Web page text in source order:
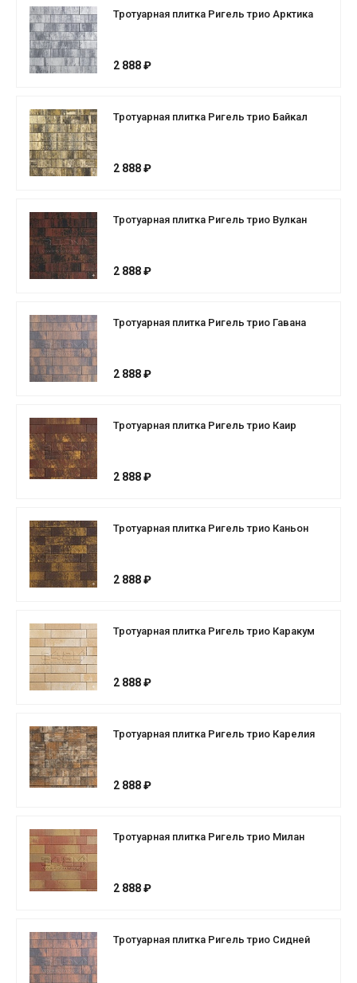
Тротуарная плитка Ригель трио Арктика
2 888 ₽
Тротуарная плитка Ригель трио Байкал
2 888 ₽
Тротуарная плитка Ригель трио Вулкан
2 888 ₽
Тротуарная плитка Ригель трио Гавана
2 888 ₽
Тротуарная плитка Ригель трио Каир
2 888 ₽
Тротуарная плитка Ригель трио Каньон
2 888 ₽
Тротуарная плитка Ригель трио Каракум
2 888 ₽
Тротуарная плитка Ригель трио Карелия
2 888 ₽
Тротуарная плитка Ригель трио Милан
2 888 ₽
Тротуарная плитка Ригель трио Сидней